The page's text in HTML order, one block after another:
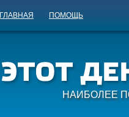
ГЛАВНАЯ ПОМОЩЬ
НАИБОЛЕЕ